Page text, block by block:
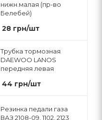
нижн.малая (пр-во
Белебей)
28 грн/шт
Трубка тормозная
DAEWOO LANOS
передняя левая
44 грн/шт
Резинка педали газа
ВАЗ 2108-09, 1102, 2123